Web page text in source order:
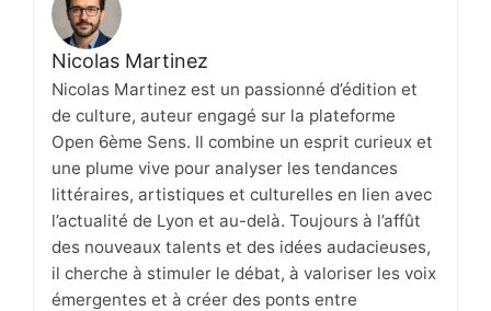
Nicolas Martinez
Nicolas Martinez est un passionné d’édition et
de culture, auteur engagé sur la plateforme
Open 6ème Sens. Il combine un esprit curieux et
une plume vive pour analyser les tendances
littéraires, artistiques et culturelles en lien avec
l’actualité de Lyon et au-delà. Toujours à l’affût
des nouveaux talents et des idées audacieuses,
il cherche à stimuler le débat, à valoriser les voix
émergentes et à créer des ponts entre